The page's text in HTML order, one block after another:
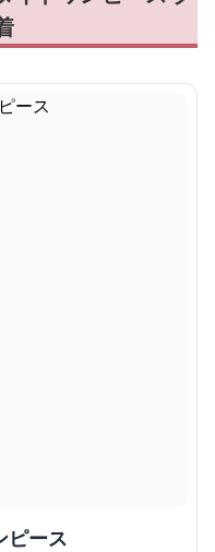
ピース